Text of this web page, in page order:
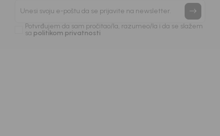
priče.
Unesi svoju e-poštu da se prijavite na newsletter.